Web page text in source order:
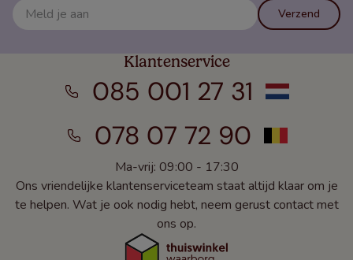
Verzend
Klantenservice
085 001 27 31
078 07 72 90
Ma-vrij: 09:00 - 17:30
Ons vriendelijke klantenserviceteam staat altijd klaar om je
te helpen. Wat je ook nodig hebt, neem gerust contact met
ons op.